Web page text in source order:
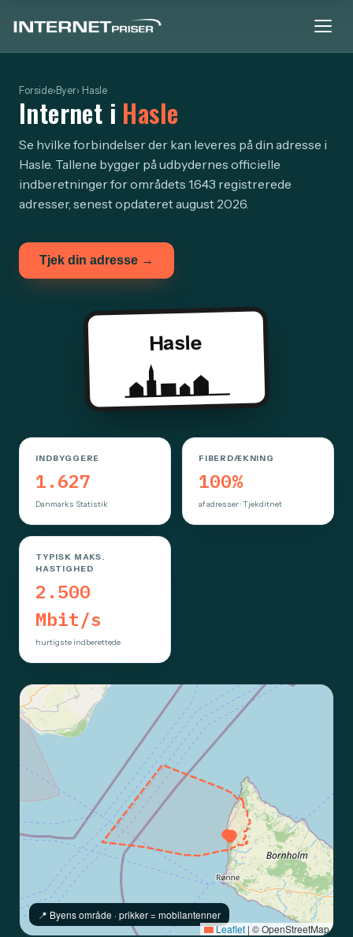
Forside›Byer› Hasle
Internet i Hasle
Se hvilke forbindelser der kan leveres på din adresse i
Hasle. Tallene bygger på udbydernes officielle
indberetninger for områdets 1.643 registrerede
adresser, senest opdateret august 2026.
Tjek din adresse →
Hasle
INDBYGGERE
1.627
Danmarks Statistik
FIBERDÆKNING
100%
af adresser · Tjekditnet
TYPISK MAKS.
HASTIGHED
2.500
Mbit/s
hurtigste indberettede
📍️ Byens område · prikker = mobilantenner
Leaflet | © OpenStreetMap